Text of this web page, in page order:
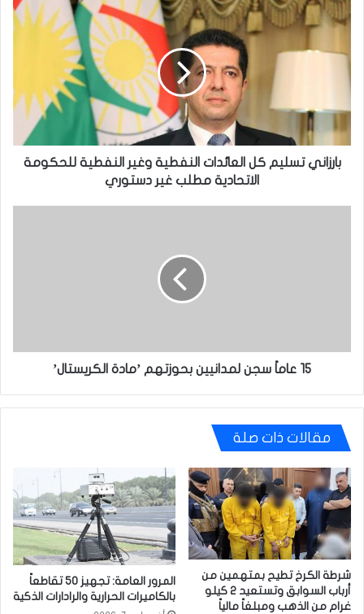
بارزاني
تسليم
العائدات
وغير
النفطية
الاتحادية
مطلب
بارزاني تسليم كل العائدات النفطية وغير النفطية للحكومة
الاتحادية مطلب غير دستوري
15 عاماً سجن لمدانيين بحوزتهم ’مادة الكريستال’
مقالات ذات صلة
شرطة الكرخ تطيح بمتهمين من
أرباب السوابق وتستعيد 2 كيلو
غرام من الذهب ومبلغاً مالياً
المرور العامة: تجهيز 50 تقاطعاً
بالكاميرات الحرارية والرادارات الذكية